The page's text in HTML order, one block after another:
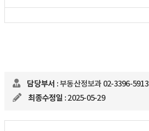
담당부서 : 부동산정보과 02-3396-5913
최종수정일 : 2025-05-29